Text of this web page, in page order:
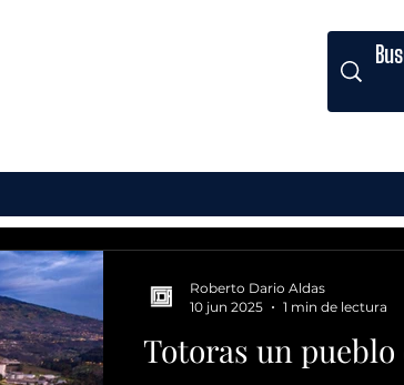
Totoras un pueblo
Roberto Dario Aldas
10 jun 2025
1 min de lectura